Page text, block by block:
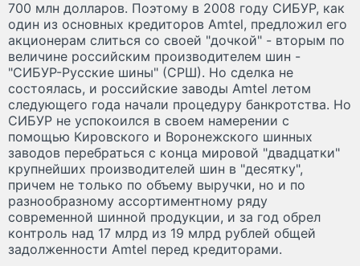
700 млн долларов. Поэтому в 2008 году СИБУР, как
один из основных кредиторов Amtel, предложил его
акционерам слиться со своей "дочкой" - вторым по
величине российским производителем шин -
"СИБУР-Русские шины" (СРШ). Но сделка не
состоялась, и российские заводы Amtel летом
следующего года начали процедуру банкротства. Но
СИБУР не успокоился в своем намерении с
помощью Кировского и Воронежского шинных
заводов перебраться с конца мировой "двадцатки"
крупнейших производителей шин в "десятку",
причем не только по объему выручки, но и по
разнообразному ассортиментному ряду
современной шинной продукции, и за год обрел
контроль над 17 млрд из 19 млрд рублей общей
задолженности Amtel перед кредиторами.